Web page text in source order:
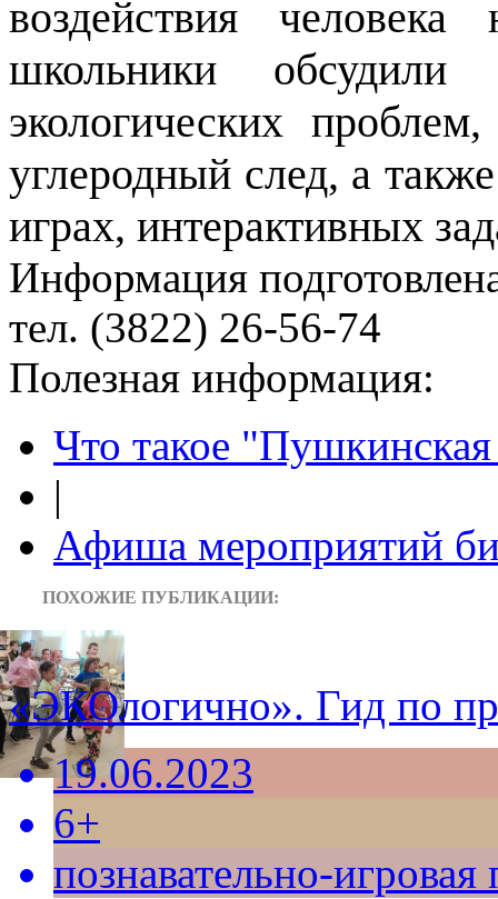
воздействия
школьники
экологических
углеродный след, а
играх, интерактивных
Информация
тел. (3822) 26-56-74
Полезная информация:
Что такое "Пушкинская
|
Афиша мероприятий
ПОХОЖИЕ ПУБЛИКАЦИИ:
«ЭКОлогично». Гид по
19.06.2023
6+
познавательно-